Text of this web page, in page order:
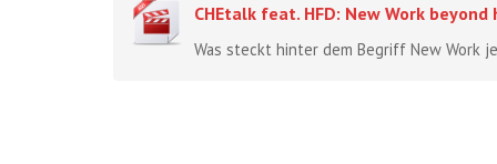
CHEtalk feat. HFD: New Work beyond
Was steckt hinter dem Begriff New Work